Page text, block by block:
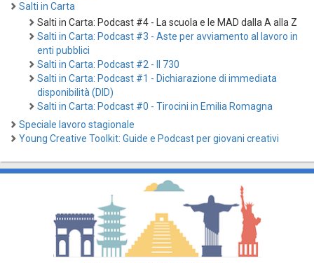
Salti in Carta
Salti in Carta: Podcast #4 - La scuola e le MAD dalla A alla Z
Salti in Carta: Podcast #3 - Aste per avviamento al lavoro in
enti pubblici
Salti in Carta: Podcast #2 - Il 730
Salti in Carta: Podcast #1 - Dichiarazione di immediata
disponibilità (DID)
Salti in Carta: Podcast #0 - Tirocini in Emilia Romagna
Speciale lavoro stagionale
Young Creative Toolkit: Guide e Podcast per giovani creativi